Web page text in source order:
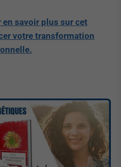
savoir plus sur cet
votre transformation